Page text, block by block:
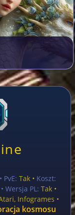
PvE: Tak • Koszt:
• Wersja PL: Tak•
Infogrames •
kosmosu